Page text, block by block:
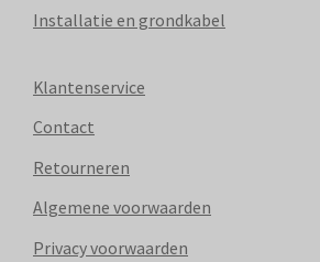
Installatie en grondkabel
Klantenservice
Contact
Retourneren
Algemene voorwaarden
Privacy voorwaarden